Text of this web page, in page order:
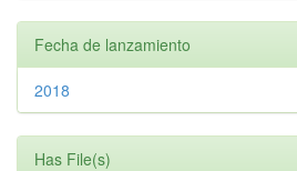
Fecha de lanzamiento
2018
Has File(s)